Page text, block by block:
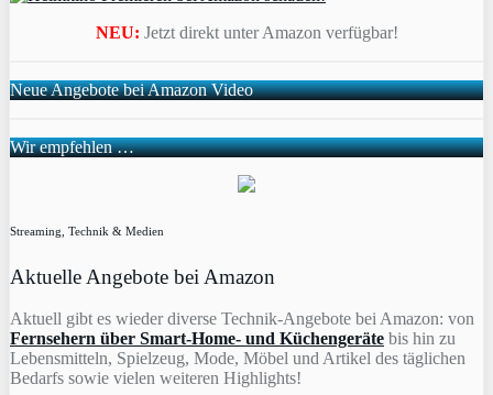
NEU: Jetzt direkt unter Amazon verfügbar!
Neue Angebote bei Amazon Video
Wir empfehlen …
Streaming, Technik & Medien
Aktuelle Angebote bei Amazon
Aktuell gibt es wieder diverse Technik-Angebote bei Amazon: von
Fernsehern über Smart-Home- und Küchengeräte bis hin zu
Lebensmitteln, Spielzeug, Mode, Möbel und Artikel des täglichen
Bedarfs sowie vielen weiteren Highlights!